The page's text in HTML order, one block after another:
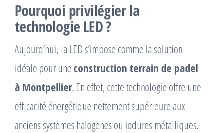
Pourquoi privilégier la
technologie LED ?
Aujourd’hui, la LED s’impose comme la solution
idéale pour une construction terrain de padel
à Montpellier. En effet, cette technologie offre une
efficacité énergétique nettement supérieure aux
anciens systèmes halogènes ou iodures métalliques.